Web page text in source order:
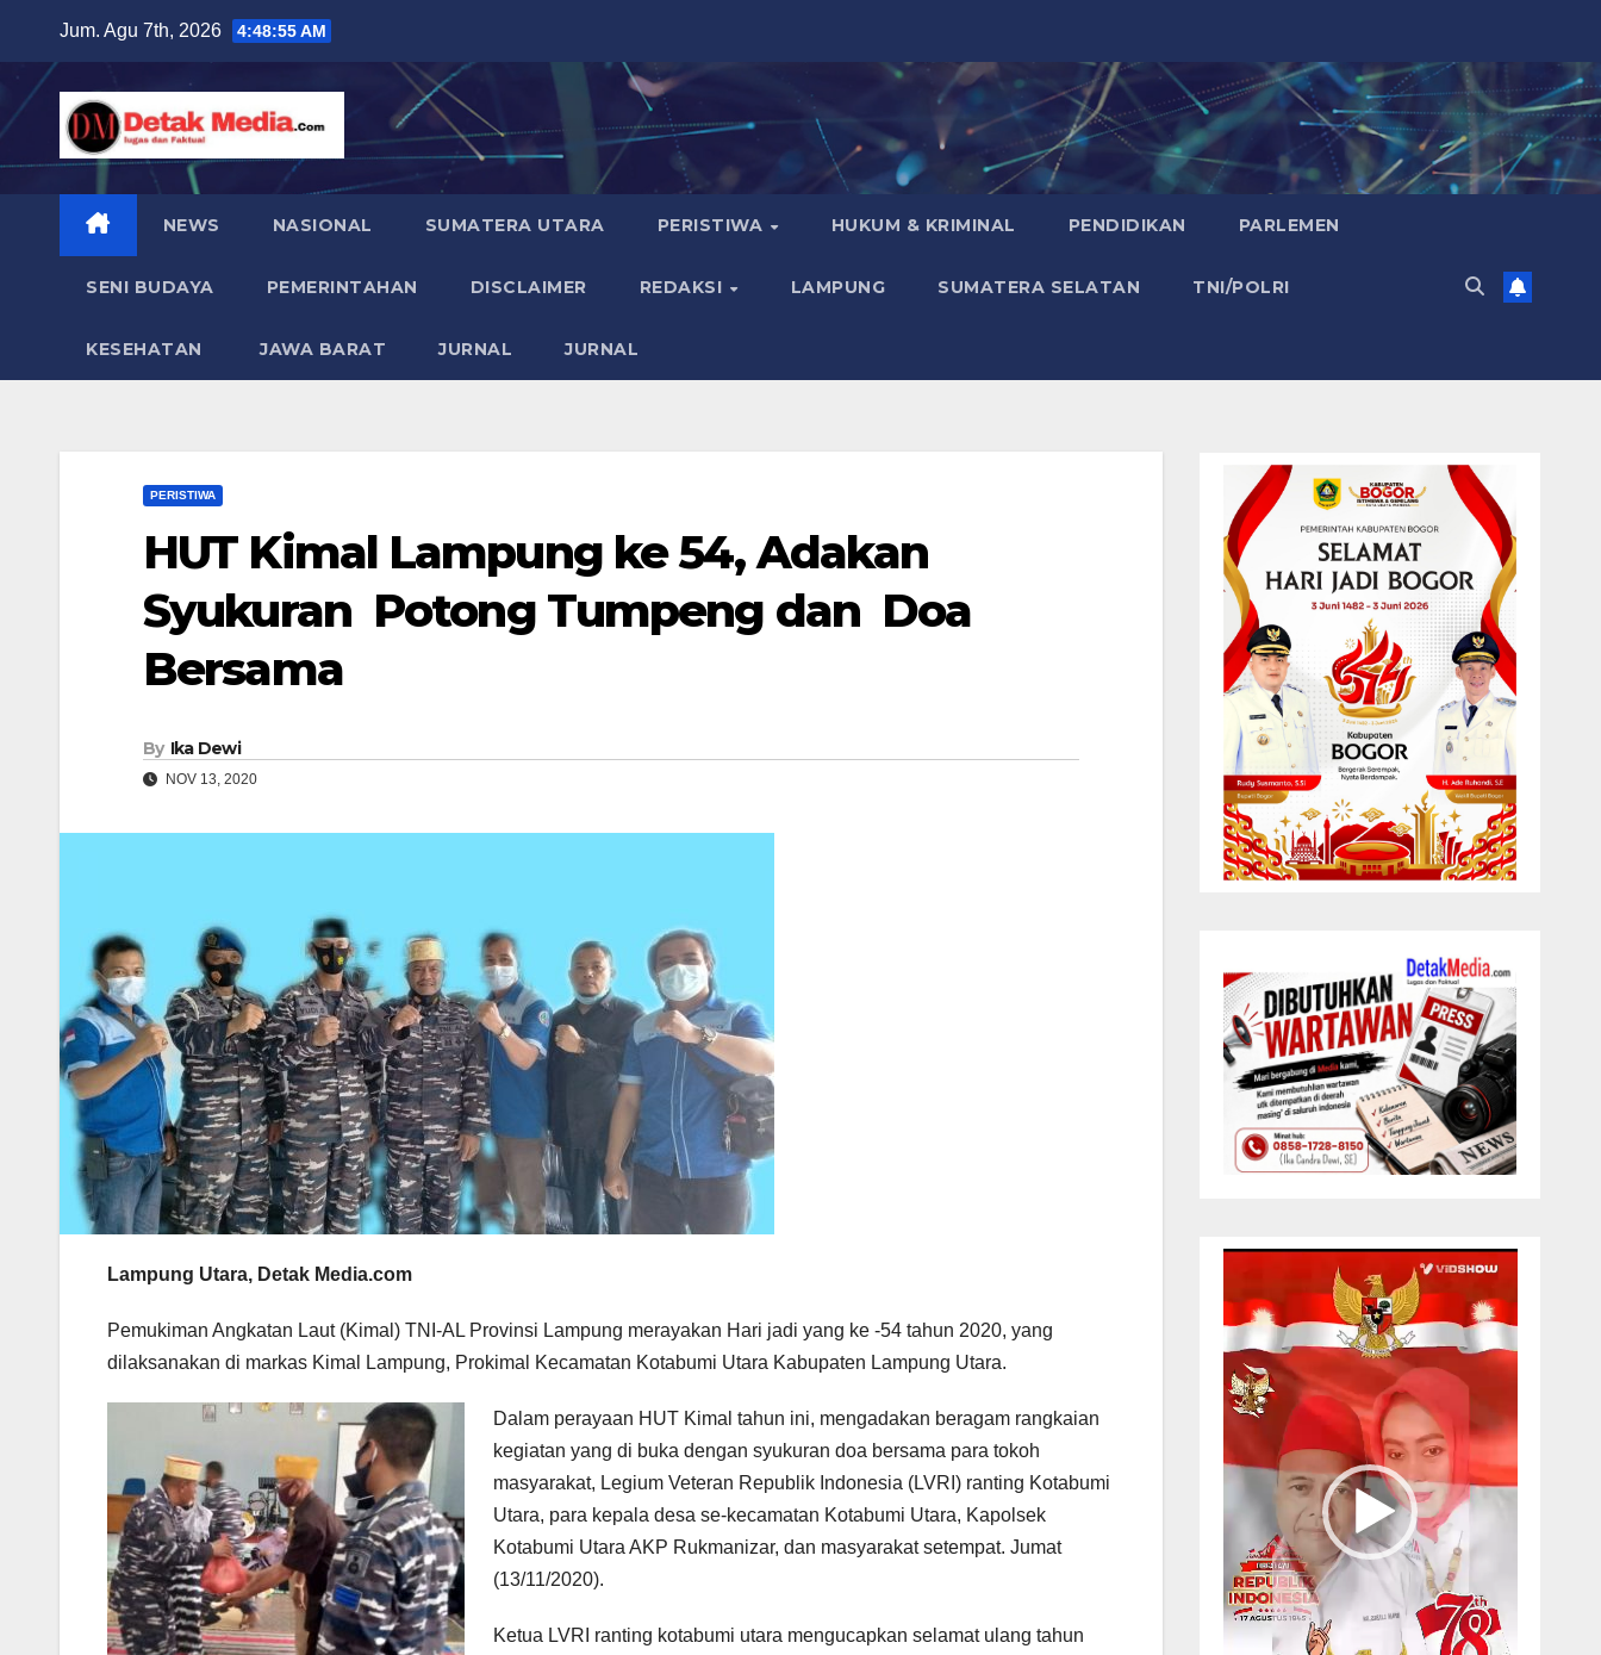
content
Jum. Agu 7th, 2026 4:48:56 AM
NEWS NASIONAL SUMATERA UTARA PERISTIWA HUKUM & KRIMINAL PENDIDIKAN PARLEMEN
SENI BUDAYA PEMERINTAHAN DISCLAIMER REDAKSI LAMPUNG SUMATERA SELATAN TNI/POLRI
KESEHATAN JAWA BARAT JURNAL JURNAL
PERISTIWA
HUT Kimal Lampung ke 54, Adakan
Syukuran Potong Tumpeng dan Doa
Bersama
By Ika Dewi
NOV 13, 2020
Lampung Utara, Detak Media.com
Pemukiman Angkatan Laut (Kimal) TNI-AL Provinsi Lampung merayakan Hari jadi yang ke -54 tahun 2020, yang
dilaksanakan di markas Kimal Lampung, Prokimal Kecamatan Kotabumi Utara Kabupaten Lampung Utara.
Dalam perayaan HUT Kimal tahun ini, mengadakan beragam rangkaian
kegiatan yang di buka dengan syukuran doa bersama para tokoh
masyarakat, Legium Veteran Republik Indonesia (LVRI) ranting Kotabumi
Utara, para kepala desa se-kecamatan Kotabumi Utara, Kapolsek
Kotabumi Utara AKP Rukmanizar, dan masyarakat setempat. Jumat
(13/11/2020).
Ketua LVRI ranting kotabumi utara mengucapkan selamat ulang tahun
Video